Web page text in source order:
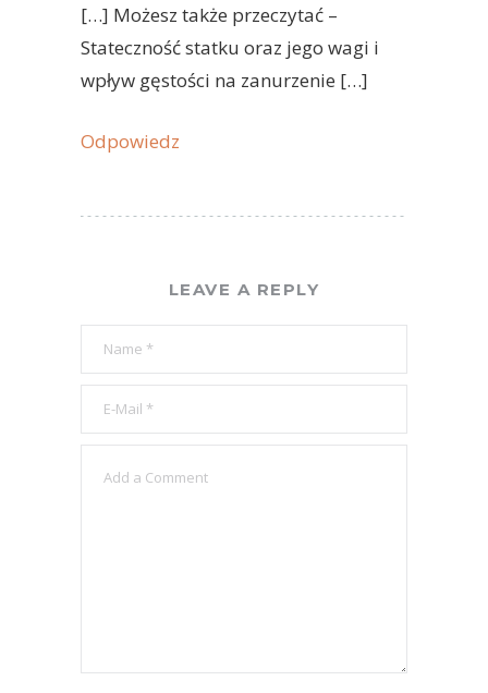
[…] Możesz także przeczytać –
Stateczność statku oraz jego wagi i
wpływ gęstości na zanurzenie […]
Odpowiedz
LEAVE A REPLY